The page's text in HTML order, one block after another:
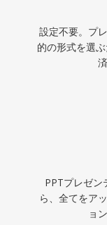
設定不要。プ
的の形式を選
PPTプレゼン
ら、全てをア
ョ